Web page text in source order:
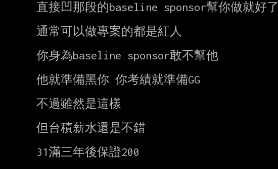
直接凹那段的baseline sponsor幫你做就好了
通常可以做專案的都是紅人
你身為baseline sponsor敢不幫他
他就準備黑你 你考績就準備GG
不過雖然是這樣
但台積薪水還是不錯
31滿三年後保證200